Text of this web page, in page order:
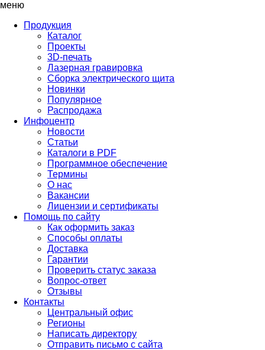
меню
Продукция
Каталог
Проекты
3D-печать
Лазерная гравировка
Сборка электрического щита
Новинки
Популярное
Распродажа
Инфоцентр
Новости
Статьи
Каталоги в PDF
Программное обеспечение
Термины
О нас
Вакансии
Лицензии и сертификаты
Помощь по сайту
Как оформить заказ
Способы оплаты
Доставка
Гарантии
Проверить статус заказа
Вопрос-ответ
Отзывы
Контакты
Центральный офис
Регионы
Написать директору
Отправить письмо с сайта